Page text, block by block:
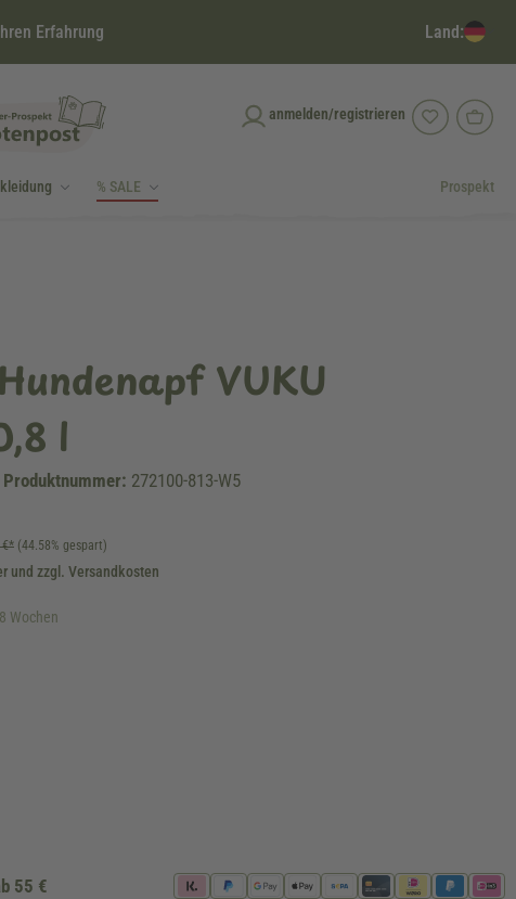
Erfahrung Land:
anmelden/registrieren
% SALE Prospekt
VUKU
l
Produktnummer: 272100-813-W5
€* (44.58% gespart)
und zzgl. Versandkosten
Wochen
55 €